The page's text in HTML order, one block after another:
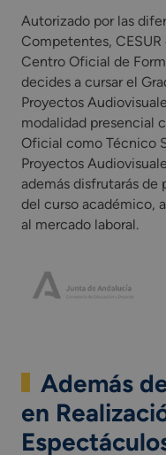
Autorizado por las
Competentes,
Centro Oficial de
decides a cursar el
Proyectos
modalidad presencial
Oficial como Técnico
Proyectos
además disfrutarás de
del curso académico,
al mercado laboral.
Además
en